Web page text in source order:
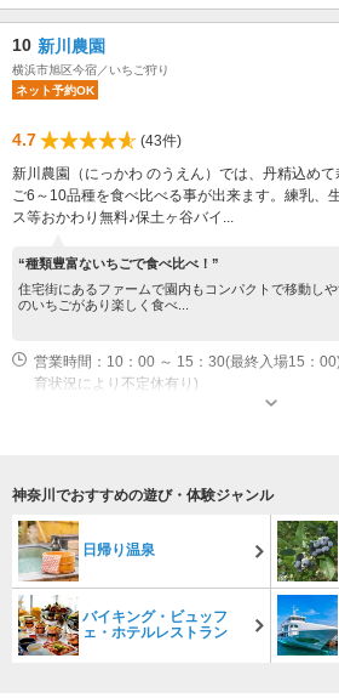
10 新川農園
横浜市旭区今宿／いちご狩り
ネット予約OK
4.7
(43件)
新川農園（にっかわ のうえん）では、丹精込め
ご6～10品種を食べ比べる事が出来ます。練乳、
ス等おかわり無料♪保土ヶ谷バイ...
“種類豊富ないちごで食べ比べ！”
住宅街にあるファームで園内もコンパクトで移動し
のいちごがあり楽しく食べ...
営業時間：10：00 ～ 15：30(最終入場15：
育状況により不定休有り)
神奈川でおすすめの遊び・体験ジャンル
日帰り温泉
バイキング・ビュッフ
ェ・ホテルレストラン